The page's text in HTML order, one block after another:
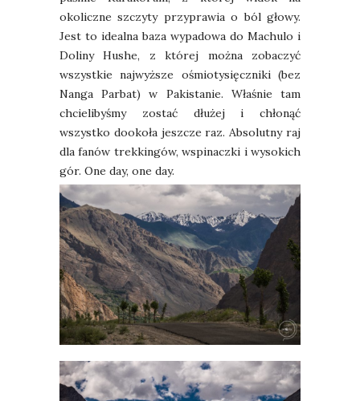
okoliczne szczyty przyprawia o ból głowy.
Jest to idealna baza wypadowa do Machulo i
Doliny Hushe, z której można zobaczyć
wszystkie najwyższe ośmiotysięczniki (bez
Nanga Parbat) w Pakistanie. Właśnie tam
chcielibyśmy zostać dłużej i chłonąć
wszystko dookoła jeszcze raz. Absolutny raj
dla fanów trekkingów, wspinaczki i wysokich
gór. One day, one day.